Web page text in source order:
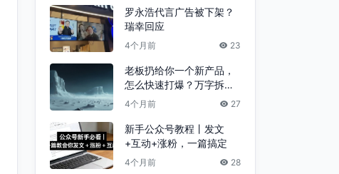
罗永浩代言广告被下架？
瑞幸回应
4个月前 23
老板扔给你一个新产品，
怎么快速打爆？万字拆解
“爆款流水线”的底层逻辑
4个月前 27
新手公众号教程丨发文
+互动+涨粉，一篇搞定
4个月前 28